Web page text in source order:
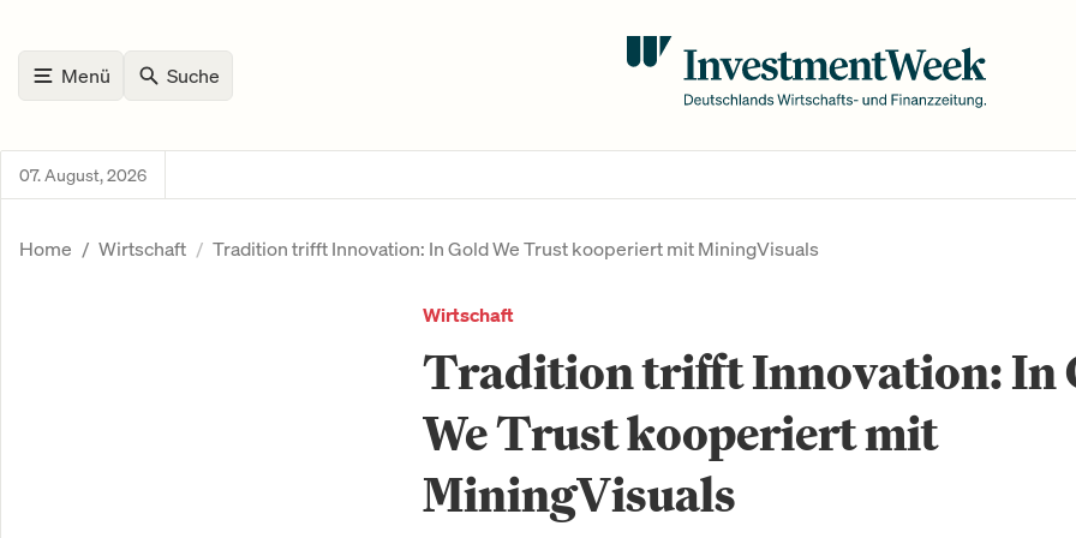
Menü Suche
07. August, 2026
Home Wirtschaft Tradition trifft Innovation: In Gold We Trust kooperiert mit MiningVisuals
Wirtschaft
Tradition trifft Innovation: In
We Trust kooperiert mit
MiningVisuals